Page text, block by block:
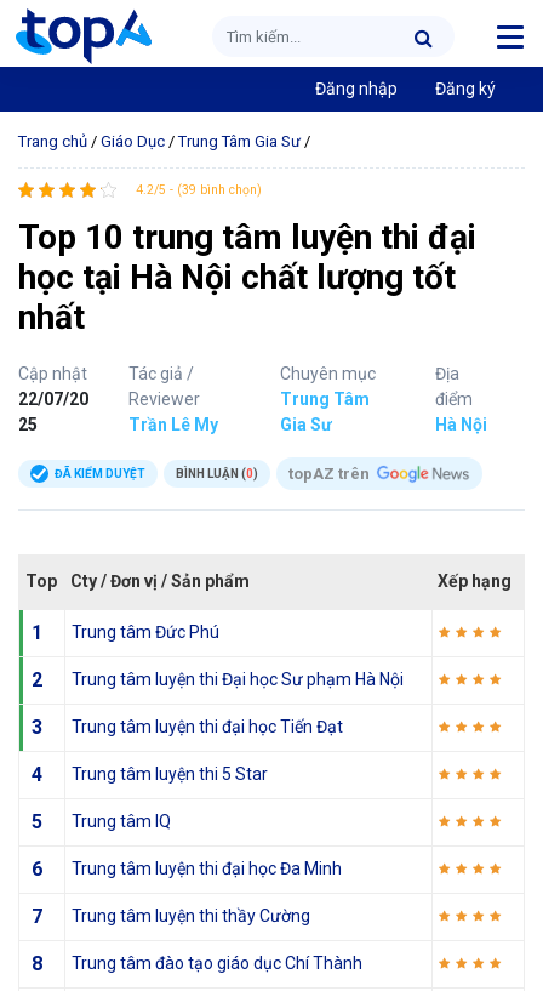
Đăng nhập Đăng ký
Trang chủ / Giáo Dục /Trung Tâm Gia Sư /
4.2/5 - (39 bình chọn)
Top 10 trung tâm luyện thi đại
học tại Hà Nội chất lượng tốt
nhất
Cập nhật
22/07/20
25
Tác giả /
Reviewer
Trần Lê My
Chuyên mục
Trung Tâm
Gia Sư
Địa
điểm
Hà Nội
ĐÃ KIỂM DUYỆT BÌNH LUẬN (0) topAZ trên
Top Cty / Đơn vị / Sản phẩm Xếp hạng
1 Trung tâm Đức Phú
2 Trung tâm luyện thi Đại học Sư phạm Hà Nội
3 Trung tâm luyện thi đại học Tiến Đạt
4 Trung tâm luyện thi 5 Star
5 Trung tâm IQ
6 Trung tâm luyện thi đại học Đa Minh
7 Trung tâm luyện thi thầy Cường
8 Trung tâm đào tạo giáo dục Chí Thành